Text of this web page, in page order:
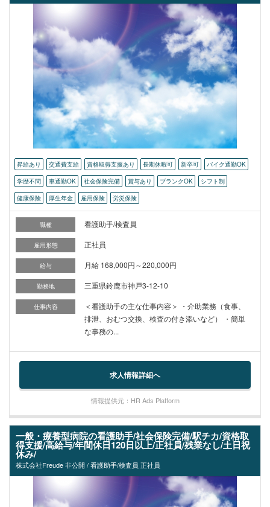
昇給あり 交通費支給 資格取得支援あり 長期休暇可 新卒可
バイク通勤OK
学歴不問
車通勤OK 社会保険完備 賞与あり ブランクOK
シフト制
健康保険
厚生年金 雇用保険 労災保険
職種 看護助手/検査員
雇用形態 正社員
給与 月給 168,000円～220,000円
勤務地 三重県鈴鹿市神戸3-12-10
仕事内容
＜看護助手の主な仕事内容＞ ・介助業務（食事、
排泄、おむつ交換、検査の付き添いなど） ・簡単
な事務の...
求人情報詳細へ
情報提供元：HR Ads Platform
一般・療養型病院の看護助手/社会保険完備/駅チカ/資格取
得支援/高給与/年間休日120日以上/正社員/残業なし/土日祝
休み/
株式会社Freude 非公開 / 看護助手/検査員 正社員